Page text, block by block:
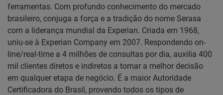
ferramentas. Com profundo conhecimento do mercado
brasileiro, conjuga a força e a tradição do nome Serasa
com a liderança mundial da Experian. Criada em 1968,
uniu-se à Experian Company em 2007. Respondendo on-
line/real-time a 4 milhões de consultas por dia, auxilia 400
mil clientes diretos e indiretos a tomar a melhor decisão
em qualquer etapa de negócio. É a maior Autoridade
Certificadora do Brasil, provendo todos os tipos de